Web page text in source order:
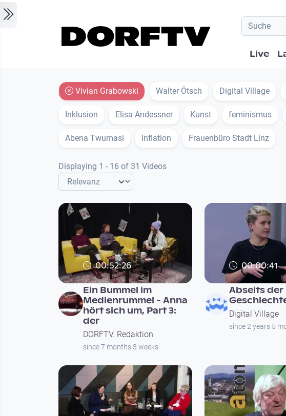
Live
Vivian Grabowski Walter Ötsch Digital Village
Inklusion Elisa Andessner Kunst feminismus
Abena Twumasi Inflation Frauenbüro Stadt Linz
Displaying 1 - 16 of 31 Videos
00:52:26
Ein Bummel im
Medienrummel - Anna
hört sich um, Part 3:
der
DORFTV. Redaktion
since 7 months 3 weeks
00:00:41
Abseits der
Digital Village
since 2 years 5